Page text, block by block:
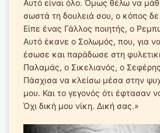
Αυτό είναι όλο. Όμως θέλω να
σωστά τη δουλειά σου, ο κόπος
Είπε ένας Γάλλος ποιητής, ο
Αυτό έκανε ο Σολωμός, που, για
έσωσε και παράδωσε στη
Παλαμάς, ο Σικελιανός, ο
Πάσχισα να κλείσω μέσα στην
μου. Και το γεγονός ότι έφτασαν
Όχι δική μου νίκη. Δική σας.»